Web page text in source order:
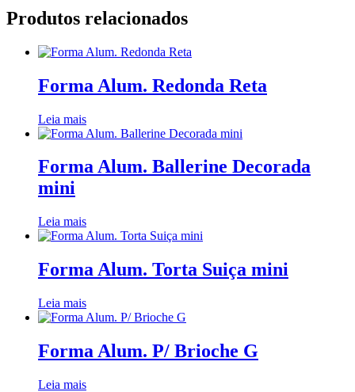
Produtos relacionados
Forma Alum. Redonda Reta
Leia mais
Forma Alum. Ballerine Decorada
mini
Leia mais
Forma Alum. Torta Suiça mini
Leia mais
Forma Alum. P/ Brioche G
Leia mais